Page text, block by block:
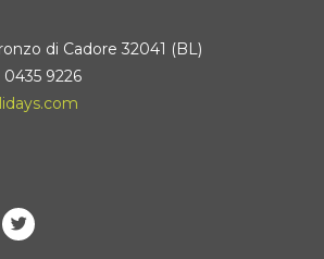
di Cadore 32041 (BL)
9226
T
w
i